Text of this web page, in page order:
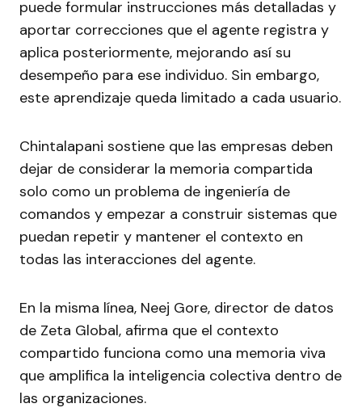
puede formular instrucciones más detalladas y
aportar correcciones que el agente registra y
aplica posteriormente, mejorando así su
desempeño para ese individuo. Sin embargo,
este aprendizaje queda limitado a cada usuario.
Chintalapani sostiene que las empresas deben
dejar de considerar la memoria compartida
solo como un problema de ingeniería de
comandos y empezar a construir sistemas que
puedan repetir y mantener el contexto en
todas las interacciones del agente.
En la misma línea, Neej Gore, director de datos
de Zeta Global, afirma que el contexto
compartido funciona como una memoria viva
que amplifica la inteligencia colectiva dentro de
las organizaciones.